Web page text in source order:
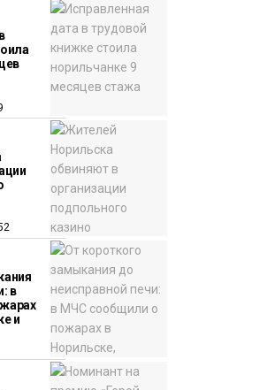
фестиваль,
и многое другое
устроено
питание в
льготы,
и порядок
Путорана
систему
за вечной
и очистят
от мусора
в
и